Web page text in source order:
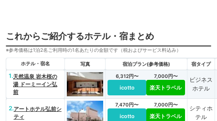
これからご紹介するホテル・宿まとめ
※参考価格は1泊2名ご利用時の1名あたりの金額です（税およびサービス料込み）
ホテル・宿名 写真 宿泊プラン(参考価格) 宿タイプ
1.天然温泉 岩木桜の
湯 ドーミーイン弘
前
6,312円〜
icotto
7,000円〜
楽天トラベル
ビジネス
ホテル
2.アートホテル弘前シ
ティ
7,470円〜
icotto
7,000円〜
楽天トラベル
シティホ
テル